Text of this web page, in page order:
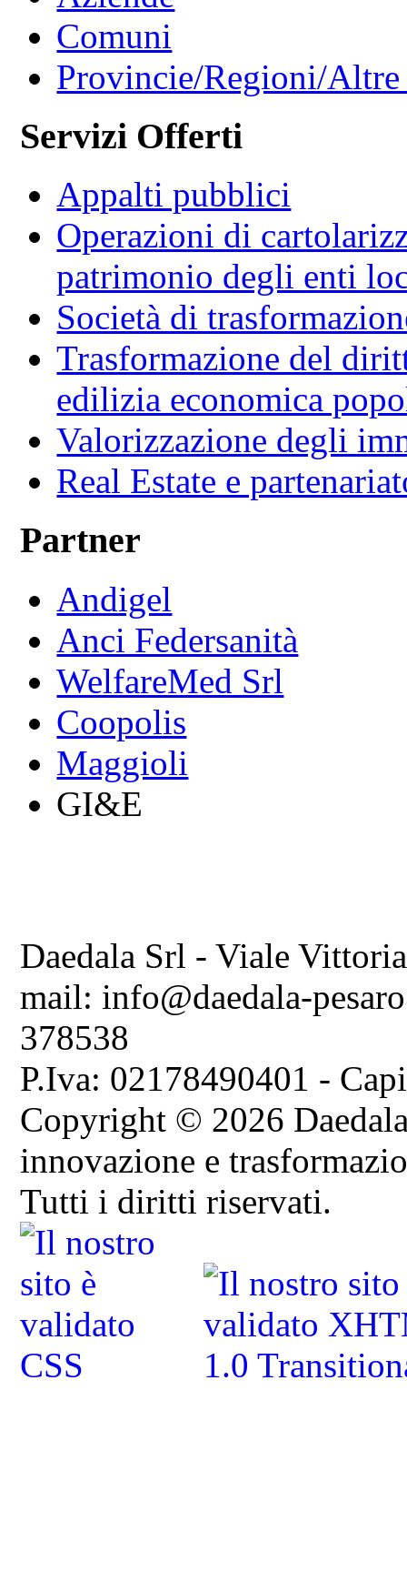
Comuni
Provincie/Regioni/
Servizi Offerti
Appalti pubblici
Operazioni di
patrimonio degli enti
Società di
Trasformazione del
edilizia economica
Valorizzazione degli
Real Estate e
Partner
Andigel
Anci Federsanità
WelfareMed Srl
Coopolis
Maggioli
GI&E
Daedala Srl - Viale
mail: info@daedala-
378538
P.Iva: 02178490401 -
Copyright © 2026
innovazione e
Tutti i diritti riservati.